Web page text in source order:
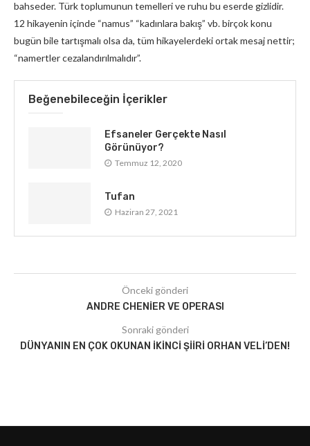
bahseder. Türk toplumunun temelleri ve ruhu bu eserde gizlidir.
12 hikayenin içinde “namus” “kadınlara bakış” vb. birçok konu
bugün bile tartışmalı olsa da, tüm hikayelerdeki ortak mesaj nettir;
“namertler cezalandırılmalıdır”.
Beğenebileceğin İçerikler
Efsaneler Gerçekte Nasıl
Görünüyor?
Temmuz 12, 2020
Tufan
Haziran 27, 2021
Önceki gönderi
ANDRE CHENIER VE OPERASI
Sonraki gönderi
DÜNYANIN EN ÇOK OKUNAN İKINCI ŞIIRI ORHAN VELI’DEN!